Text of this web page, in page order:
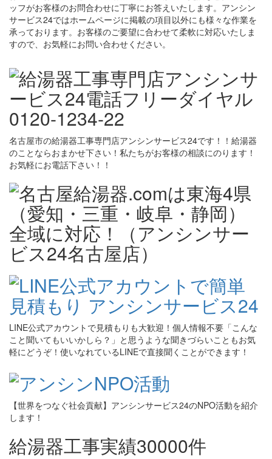
ッフがお客様のお問合わせに丁寧にお答えいたします。アンシン
サービス24ではホームページに掲載の項目以外にも様々な作業を
承っております。お客様のご要望に合わせて柔軟に対応いたしま
すので、お気軽にお問い合わせください。
名古屋市の給湯器工事専門店アンシンサービス24です！！給湯器
のことならおまかせ下さい！私たちがお客様の相談にのります！
お気軽にお電話下さい！！
LINE公式アカウントで見積もりも大歓迎！個人情報不要「こんな
こと聞いてもいいかしら？」と思うような聞きづらいこともお気
軽にどうぞ！使いなれているLINEで直接聞くことができます！
【世界をつなぐ社会貢献】アンシンサービス24のNPO活動を紹介
します！
給湯器工事実績30000件